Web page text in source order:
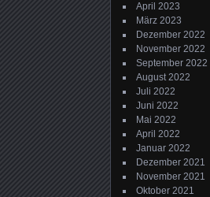
April 2023
März 2023
Dezember 2022
November 2022
September 2022
August 2022
Juli 2022
Juni 2022
Mai 2022
April 2022
Januar 2022
Dezember 2021
November 2021
Oktober 2021